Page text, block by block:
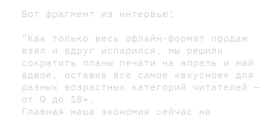
Вот фрагмент из интервью:
"Как только весь офлайн-формат продаж
взял и вдруг испарился, мы решили
сократить планы печати на апрель и май
вдвое, оставив все самое «вкусное» для
разных возрастных категорий читателей –
от 0 до 18+.
Главная наша экономия сейчас на